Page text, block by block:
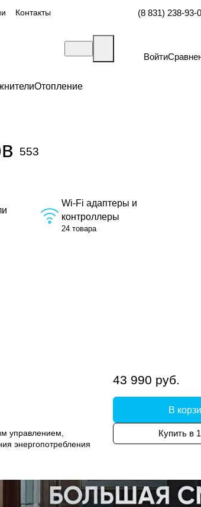
Контакты (8 831) 238-93-
Войти
Отопление
553
Wi-Fi адаптеры и
контроллеры
24 товара
управлением,
энергопотребления
43 990 руб.
В
Купить в